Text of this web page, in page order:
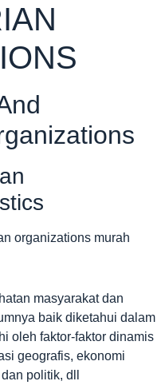
masyarakat dan
baik diketahui dalam
oleh faktor-faktor dinamis
geografis, ekonomi
politik, dll